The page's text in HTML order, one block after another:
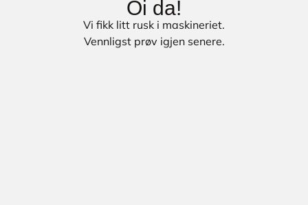
Oi da!
Vi fikk litt rusk i maskineriet.
Vennligst prøv igjen senere.